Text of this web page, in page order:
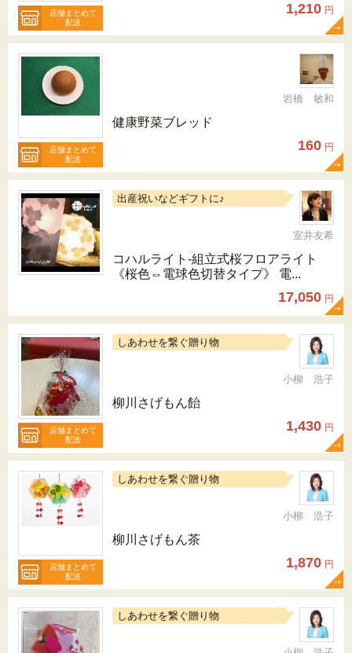
店舗まとめて
配送
1,210 円
店舗まとめて
配送
岩橋 敏和
健康野菜ブレッド
160 円
出産祝いなどギフトに♪
室井友希
コハルライト‐組立式桜フロアライト
《桜色⇔電球色切替タイプ》 電...
17,050 円
店舗まとめて
配送
しあわせを繋ぐ贈り物
小柳 浩子
柳川さげもん飴
1,430 円
店舗まとめて
配送
しあわせを繋ぐ贈り物
小柳 浩子
柳川さげもん茶
1,870 円
しあわせを繋ぐ贈り物